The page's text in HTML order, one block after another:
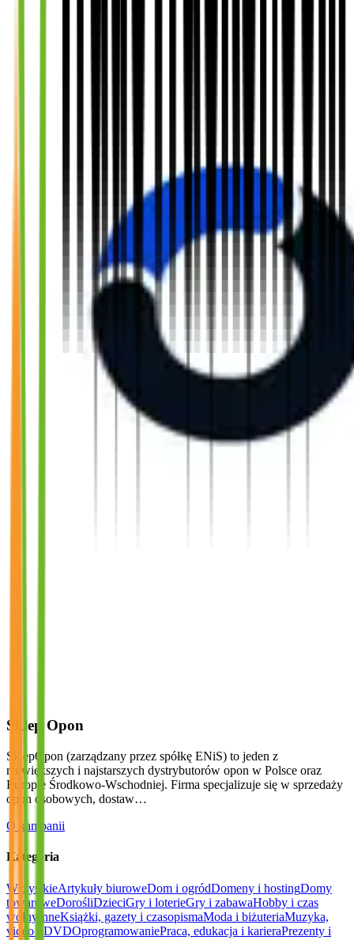
Sklep Opon
SklepOpon (zarządzany przez spółkę ENiS) to jeden z
największych i najstarszych dystrybutorów opon w Polsce oraz
Europie Środkowo-Wschodniej. Firma specjalizuje się w sprzedaży
opon osobowych, dostaw…
O kampanii
Kategoria
WszystkieArtykuły biuroweDom i ogródDomeny i hostingDomy
towaroweDorośliDzieciGry i loterieGry i zabawaHobby i czas
wolny InneKsiążki, gazety i czasopismaModa i biżuteriaMuzyka,
video i DVDOprogramowaniePraca, edukacja i karieraPrezenty i